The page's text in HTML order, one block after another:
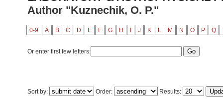
Author "Kuznechik, O. P."
0-9 A B C D E F G H J K L M N O P Q
Or enter first few letters:
Sort by: Order: Results: